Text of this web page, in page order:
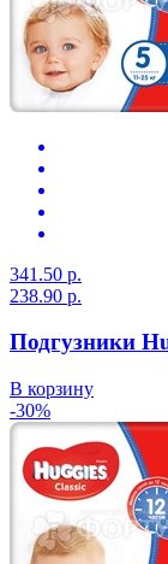
341.50 р.
238.90 р.
Подгузники
В корзину
-30%